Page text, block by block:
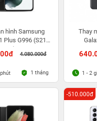
hình Samsung
Plus G996 (S21+
5G)
4.080.000đ
1 tháng
Thay
1 - 2
-510.000đ